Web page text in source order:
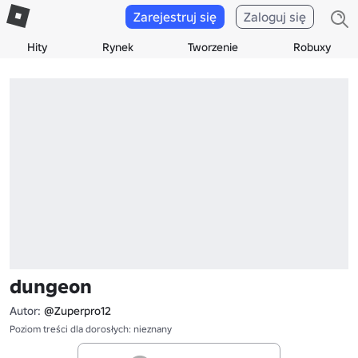
Hity Rynek Tworzenie Robuxy
Zarejestruj się Zaloguj się
dungeon
Autor: @Zuperpro12
Poziom treści dla dorosłych: nieznany